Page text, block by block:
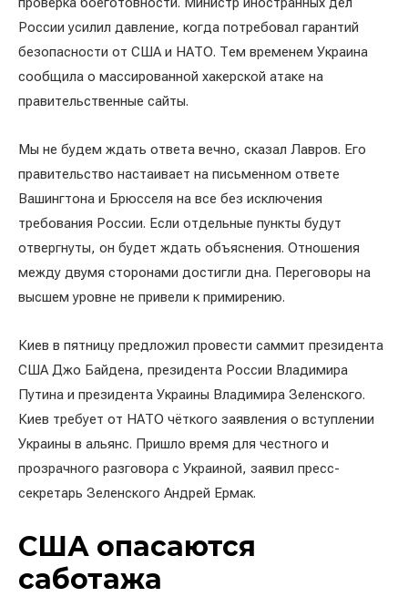
России усилил давление, когда потребовал гарантий
безопасности от США и НАТО. Тем временем Украина
сообщила о массированной хакерской атаке на
правительственные сайты.
Мы не будем ждать ответа вечно, сказал Лавров. Его
правительство настаивает на письменном ответе
Вашингтона и Брюсселя на все без исключения
требования России. Если отдельные пункты будут
отвергнуты, он будет ждать объяснения. Отношения
между двумя сторонами достигли дна. Переговоры на
высшем уровне не привели к примирению.
Киев в пятницу предложил провести саммит президента
США Джо Байдена, президента России Владимира
Путина и президента Украины Владимира Зеленского.
Киев требует от НАТО чёткого заявления о вступлении
Украины в альянс. Пришло время для честного и
прозрачного разговора с Украиной, заявил пресс-
секретарь Зеленского Андрей Ермак.
США опасаются
саботажа